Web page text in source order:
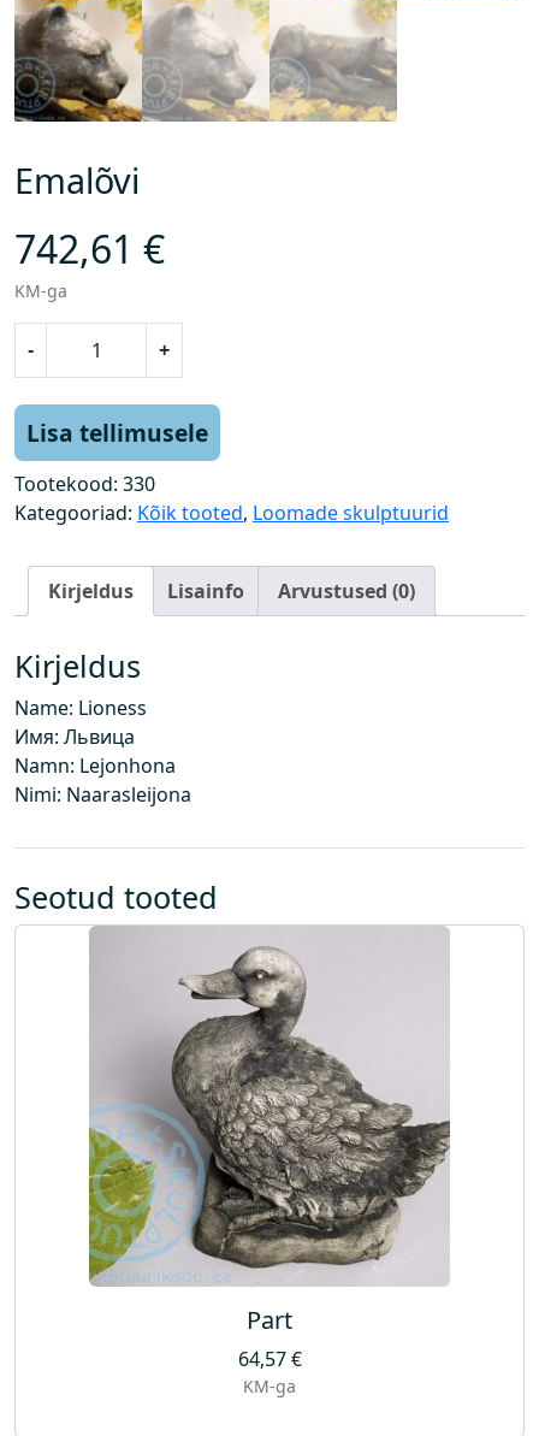
Emalõvi
742,61 €
KM-ga
-
õ
v
i
u
s
+
Lisa tellimusele
Tootekood: 330
Kategooriad: Kõik tooted, Loomade skulptuurid
Kirjeldus Lisainfo Arvustused (0)
Kirjeldus
Name: Lioness
Имя: Львица
Namn: Lejonhona
Nimi: Naarasleijona
Seotud tooted
Part
64,57€
KM-ga